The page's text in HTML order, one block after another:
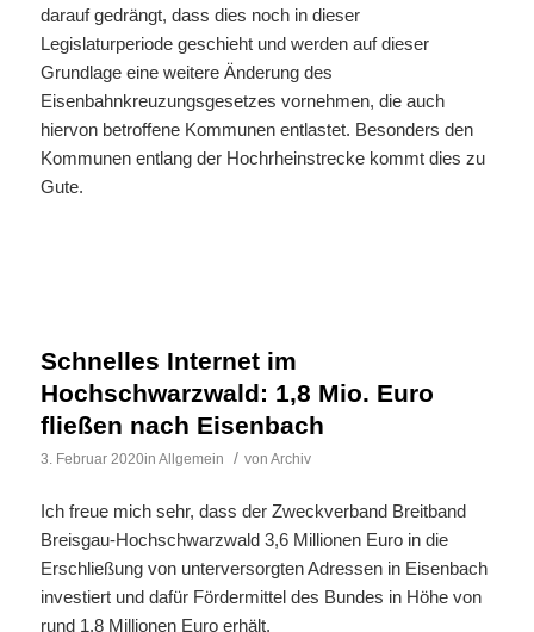
darauf gedrängt, dass dies noch in dieser
Legislaturperiode geschieht und werden auf dieser
Grundlage eine weitere Änderung des
Eisenbahnkreuzungsgesetzes vornehmen, die auch
hiervon betroffene Kommunen entlastet. Besonders den
Kommunen entlang der Hochrheinstrecke kommt dies zu
Gute.
Schnelles Internet im
Hochschwarzwald: 1,8 Mio. Euro
fließen nach Eisenbach
3. Februar 2020in Allgemein / von Archiv
Ich freue mich sehr, dass der Zweckverband Breitband
Breisgau-Hochschwarzwald 3,6 Millionen Euro in die
Erschließung von unterversorgten Adressen in Eisenbach
investiert und dafür Fördermittel des Bundes in Höhe von
rund 1,8 Millionen Euro erhält.